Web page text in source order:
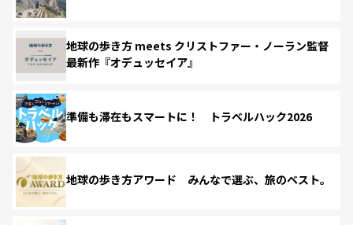
地球の歩き方 meets クリストファー・ノーラン監督
最新作『オデュッセイア』
準備も滞在もスマートに！ トラベルハック2026
地球の歩き方アワード みんなで選ぶ、旅のベスト。